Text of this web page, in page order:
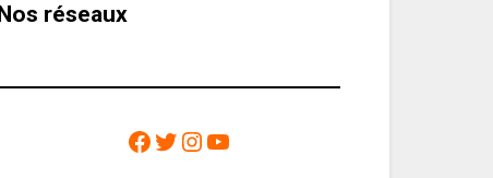
Nos réseaux